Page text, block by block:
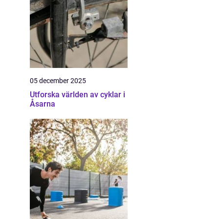
05 december 2025
Utforska världen av cyklar i
Åsarna